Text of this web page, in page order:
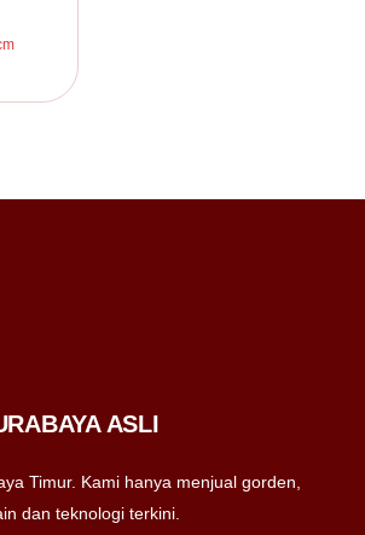
ASLI
Timur. Kami hanya menjual gorden,
dan teknologi terkini.